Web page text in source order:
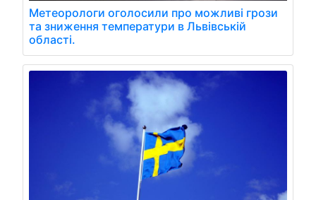
Метеорологи оголосили про можливі грози
та зниження температури в Львівській
області.